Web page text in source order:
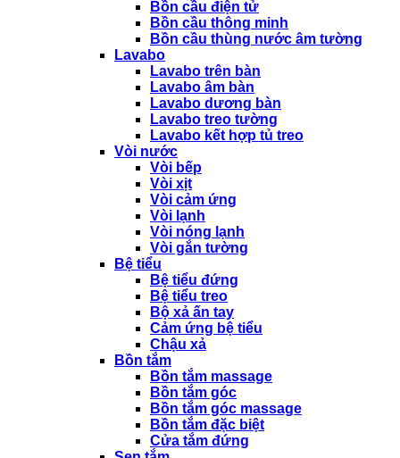
Bồn cầu điện tử
Bồn cầu thông minh
Bồn cầu thùng nước âm tường
Lavabo
Lavabo trên bàn
Lavabo âm bàn
Lavabo dương bàn
Lavabo treo tường
Lavabo kết hợp tủ treo
Vòi nước
Vòi bếp
Vòi xịt
Vòi cảm ứng
Vòi lạnh
Vòi nóng lạnh
Vòi gắn tường
Bệ tiểu
Bệ tiểu đứng
Bệ tiểu treo
Bộ xả ấn tay
Cảm ứng bệ tiểu
Chậu xả
Bồn tắm
Bồn tắm massage
Bồn tắm góc
Bồn tắm góc massage
Bồn tắm đặc biệt
Cửa tắm đứng